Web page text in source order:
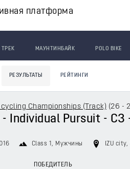
платформа
ТРЕК МАУНТИНБАЙК POLO BIKE
РЕЗУЛЬТАТЫ РЕЙТИНГИ
Championships (Track) (26 -
- Individual Pursuit -
Class 1 , Мужчины IZU city,
ПОБЕДИТЕЛЬ